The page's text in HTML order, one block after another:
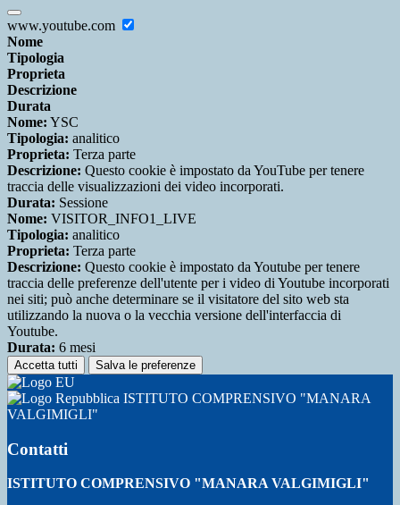
www.youtube.com
Nome
Tipologia
Proprieta
Descrizione
Durata
Nome: YSC
Tipologia: analitico
Proprieta: Terza parte
Descrizione: Questo cookie è impostato da YouTube per tenere
traccia delle visualizzazioni dei video incorporati.
Durata: Sessione
Nome: VISITOR_INFO1_LIVE
Tipologia: analitico
Proprieta: Terza parte
Descrizione: Questo cookie è impostato da Youtube per tenere
traccia delle preferenze dell'utente per i video di Youtube incorporati
nei siti; può anche determinare se il visitatore del sito web sta
utilizzando la nuova o la vecchia versione dell'interfaccia di
Youtube.
Durata: 6 mesi
Accetta tutti Salva le preferenze
ISTITUTO COMPRENSIVO "MANARA
VALGIMIGLI"
Contatti
ISTITUTO COMPRENSIVO "MANARA VALGIMIGLI"